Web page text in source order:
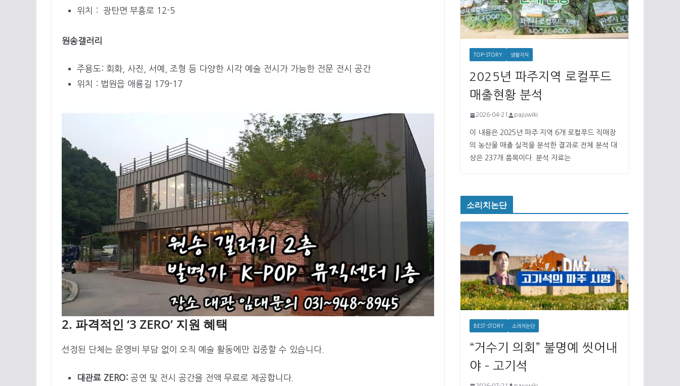
위치 : 광탄면 부흥로 12-5
원송갤러리
주용도: 회화, 사진, 서예, 조형 등 다양한 시각 예술 전시가 가능한 전문 전시 공간
위치 : 법원읍 애룡길 179-17
2. 파격적인 ‘3 ZERO’ 지원 혜택
선정된 단체는 운영비 부담 없이 오직 예술 활동에만 집중할 수 있습니다.
대관료 ZERO: 공연 및 전시 공간을 전액 무료로 제공합니다.
TOP-STORY 생활지식
2025년 파주지역 로컬푸드
매출현황 분석
2026-04-21 pajuwiki
이 내용은 2025년 파주 지역 6개 로컬푸드 직매장
의 농산물 매출 실적을 분석한 결과로 전체 분석 대
상은 237개 품목이다. 분석 자료는
소리치논단
BEST-STORY 소리치논단
“거수기 의회” 불명예 씻어내
야 – 고기석